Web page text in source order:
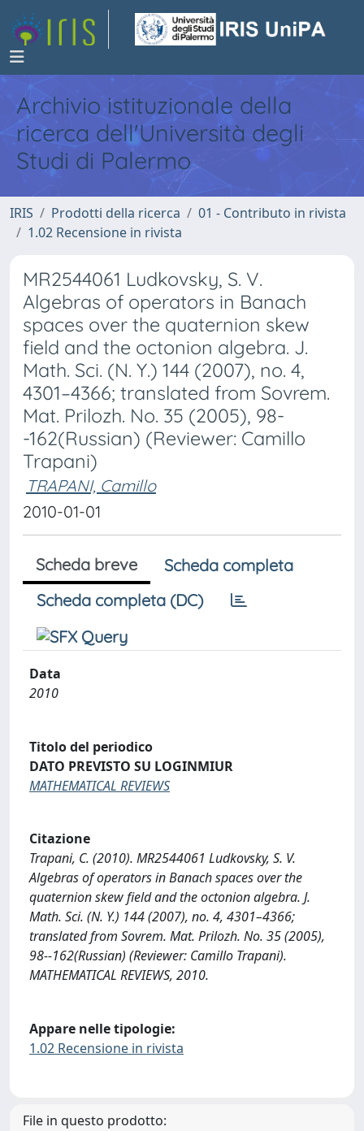
Archivio istituzionale della
ricerca dell'Università degli
Studi di Palermo
IRIS Prodotti della ricerca
01 - Contributo in rivista
1.02 Recensione in rivista
MR2544061 Ludkovsky, S. V.
Algebras of operators in Banach
spaces over the quaternion skew
field and the octonion algebra. J.
Math. Sci. (N. Y.) 144 (2007), no. 4,
4301–4366; translated from Sovrem.
Mat. Prilozh. No. 35 (2005), 98-
-162(Russian) (Reviewer: Camillo
Trapani)
TRAPANI, Camillo
2010-01-01
Scheda breve
Scheda completa
Scheda completa (DC)
Data
2010
Titolo del periodico
DATO PREVISTO SU LOGINMIUR
MATHEMATICAL REVIEWS
Citazione
Trapani, C. (2010). MR2544061 Ludkovsky, S. V.
Algebras of operators in Banach spaces over the
quaternion skew field and the octonion algebra. J.
Math. Sci. (N. Y.) 144 (2007), no. 4, 4301–4366;
translated from Sovrem. Mat. Prilozh. No. 35 (2005),
98--162(Russian) (Reviewer: Camillo Trapani).
MATHEMATICAL REVIEWS, 2010.
Appare nelle tipologie:
1.02 Recensione in rivista
File in questo prodotto: